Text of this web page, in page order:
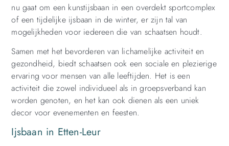
nu gaat om een kunstijsbaan in een overdekt sportcomplex
of een tijdelijke ijsbaan in de winter, er zijn tal van
mogelijkheden voor iedereen die van schaatsen houdt.
Samen met het bevorderen van lichamelijke activiteit en
gezondheid, biedt schaatsen ook een sociale en plezierige
ervaring voor mensen van alle leeftijden. Het is een
activiteit die zowel individueel als in groepsverband kan
worden genoten, en het kan ook dienen als een uniek
decor voor evenementen en feesten.
Ijsbaan in Etten-Leur